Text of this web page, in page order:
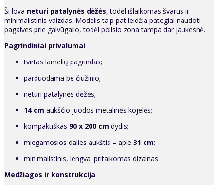
Ši lova neturi patalynės dėžės, todėl išlaikomas švarus ir
minimalistinis vaizdas. Modelis taip pat leidžia patogiai naudoti
pagalves prie galvūgalio, todėl poilsio zona tampa dar jaukesnė.
Pagrindiniai privalumai
tvirtas lamelių pagrindas;
parduodama be čiužinio;
neturi patalynės dėžės;
14 cm aukščio juodos metalinės kojelės;
kompaktiškas 90 x 200 cm dydis;
miegamosios dalies aukštis – apie 31 cm;
minimalistinis, lengvai pritaikomas dizainas.
Medžiagos ir konstrukcija